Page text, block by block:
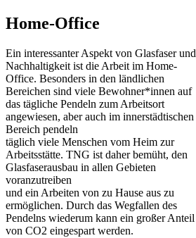
Home-Office
Ein interessanter Aspekt von Glasfaser und
Nachhaltigkeit ist die Arbeit im Home-
Office. Besonders in den ländlichen
Bereichen sind viele Bewohner*innen auf
das tägliche Pendeln zum Arbeitsort
angewiesen, aber auch im innerstädtischen
Bereich pendeln
täglich viele Menschen vom Heim zur
Arbeitsstätte. TNG ist daher bemüht, den
Glasfaserausbau in allen Gebieten
voranzutreiben
und ein Arbeiten von zu Hause aus zu
ermöglichen. Durch das Wegfallen des
Pendelns wiederum kann ein großer Anteil
von CO2 eingespart werden.